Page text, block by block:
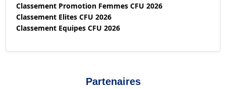
Classement Promotion Femmes CFU 2026
Classement Elites CFU 2026
Classement Equipes CFU 2026
Partenaires